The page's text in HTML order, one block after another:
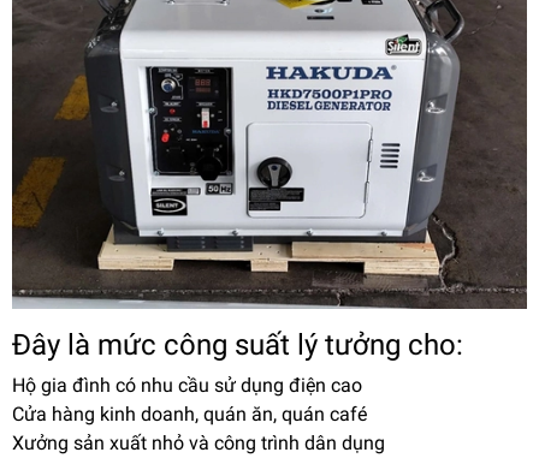
Đây là mức công suất lý tưởng cho:
Hộ gia đình có nhu cầu sử dụng điện cao
Cửa hàng kinh doanh, quán ăn, quán café
Xưởng sản xuất nhỏ và công trình dân dụng